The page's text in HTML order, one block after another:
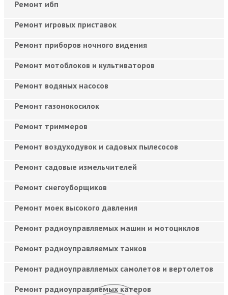
Ремонт ибп
Ремонт игровых приставок
Ремонт приборов ночного видения
Ремонт мотоблоков и культиваторов
Ремонт водяных насосов
Ремонт газонокосилок
Ремонт триммеров
Ремонт воздуходувок и садовых пылесосов
Ремонт садовые измельчителей
Ремонт снегоуборщиков
Ремонт моек высокого давления
Ремонт радиоуправляемых машин и мотоциклов
Ремонт радиоуправляемых танков
Ремонт радиоуправляемых самолетов и вертолетов
Ремонт радиоуправляемых катеров